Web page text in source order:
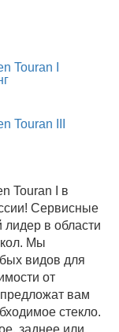
Touran I
Touran III
Touran I в
Сервисные
в области
Мы
видов для
от
вам
стекло.
заднее или